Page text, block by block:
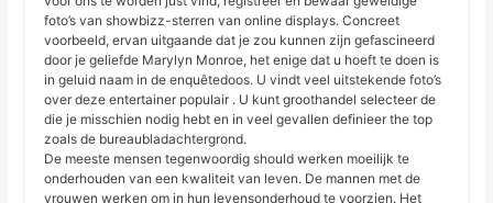
foto’s van showbizz-sterren van online displays. Concreet
voorbeeld, ervan uitgaande dat je zou kunnen zijn gefascineerd
door je geliefde Marylyn Monroe, het enige dat u hoeft te doen is
in geluid naam in de enquêtedoos. U vindt veel uitstekende foto’s
over deze entertainer populair . U kunt groothandel selecteer de
die je misschien nodig hebt en in veel gevallen definieer the top
zoals de bureaubladachtergrond.
De meeste mensen tegenwoordig should werken moeilijk te
onderhouden van een kwaliteit van leven. De mannen met de
vrouwen werken om in hun levensonderhoud te voorzien. Het